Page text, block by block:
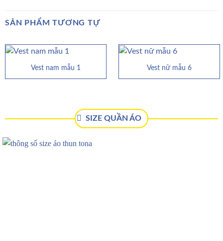
SẢN PHẨM TƯƠNG TỰ
Vest nam mẫu 1 Vest nữ mẫu 6
SIZE QUẦN ÁO